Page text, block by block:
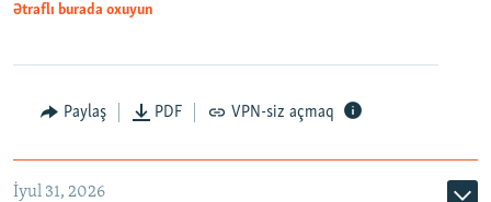
Ətraflı burada oxuyun
Paylaş PDF VPN-siz açmaq
İyul 31, 2026